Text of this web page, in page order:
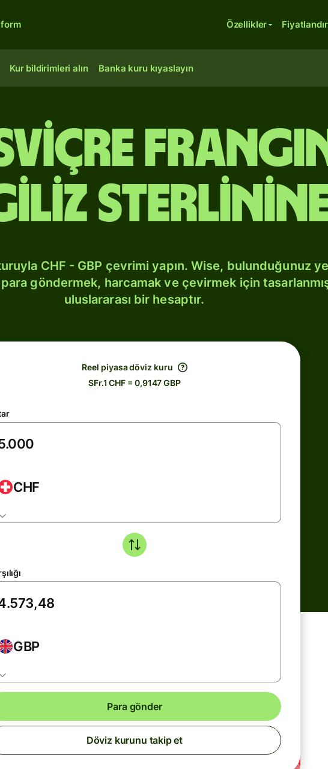
Özellikler
Kur bildirimleri alın Banka kuru kıyaslayın
CHF - GBP çevrimi yapın. Wise, bulunduğunuz
göndermek, harcamak ve çevirmek için
uluslararası bir hesaptır.
Reel piyasa döviz kuru
SFr.1 CHF = 0,9147 GBP
CHF
GBP
Para gönder
Döviz kurunu takip et